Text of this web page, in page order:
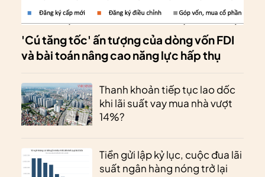
'Cú tăng tốc' ấn tượng của dòng vốn FDI
và bài toán nâng cao năng lực hấp thụ
Thanh khoản tiếp tục lao dốc
khi lãi suất vay mua nhà vượt
14%?
Tiền gửi lập kỷ lục, cuộc đua lãi
suất ngân hàng nóng trở lại